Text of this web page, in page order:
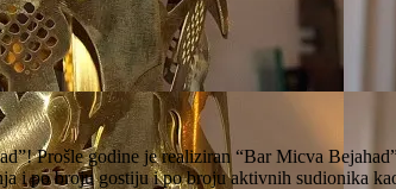
Prošle godine je realiziran “Bar Micva
i po broju gostiju i po broju aktivnih sudionika